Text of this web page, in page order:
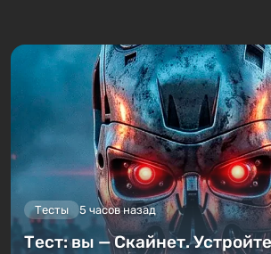
Тесты 5 часов назад
Тест: вы — Скайнет.